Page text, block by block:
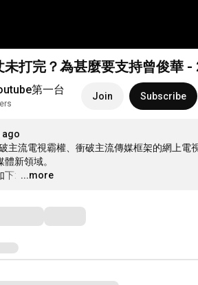
未打完？為甚麼要支持曾俊華 -
第一台 Join Subscribe
ago
主流電視霸權、衝破主流傳媒框架的網上
新領域。
下: …
...more